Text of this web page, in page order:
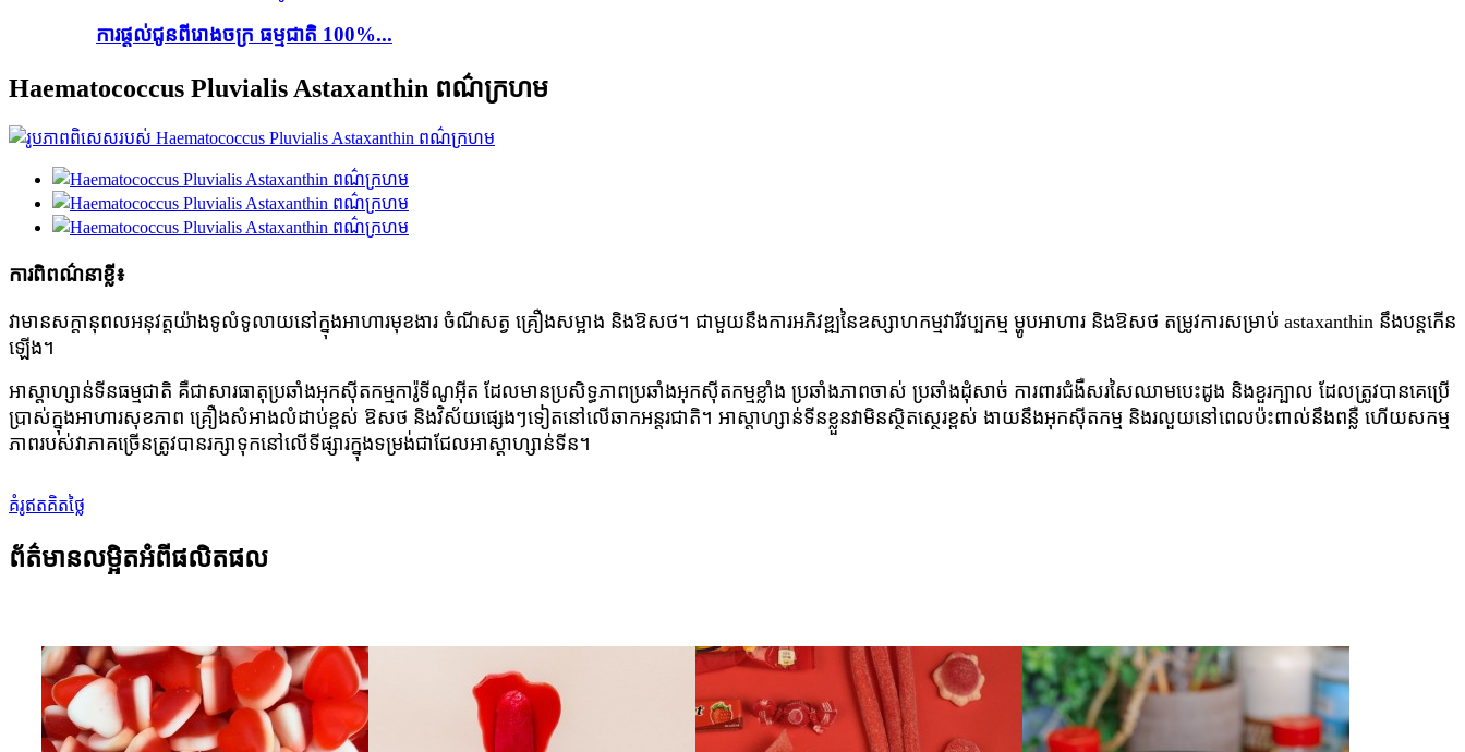
ការផ្តល់ជូនពីរោងចក្រ ធម្មជាតិ 100%...
Haematococcus Pluvialis Astaxanthin ពណ៌ក្រហម
ការពិពណ៌នាខ្លី៖
វាមានសក្តានុពលអនុវត្តយ៉ាងទូលំទូលាយនៅក្នុងអាហារមុខងារ ចំណីសត្វ គ្រឿងសម្អាង និងឱសថ។ ជាមួយនឹងការអភិវឌ្ឍនៃឧស្សាហកម្មវារីវប្បកម្ម ម្ហូបអាហារ និងឱសថ តម្រូវការសម្រាប់ astaxanthin នឹងបន្តកើន
ឡើង។
អាស្តាហ្សាន់ទីនធម្មជាតិ គឺជាសារធាតុប្រឆាំងអុកស៊ីតកម្មការ៉ូទីណូអ៊ីត ដែលមានប្រសិទ្ធភាពប្រឆាំងអុកស៊ីតកម្មខ្លាំង ប្រឆាំងភាពចាស់ ប្រឆាំងដុំសាច់ ការពារជំងឺសរសៃឈាមបេះដូង និងខួរក្បាល ដែលត្រូវបានគេប្រើ
ប្រាស់ក្នុងអាហារសុខភាព គ្រឿងសំអាងលំដាប់ខ្ពស់ ឱសថ និងវិស័យផ្សេងៗទៀតនៅលើឆាកអន្តរជាតិ។ អាស្តាហ្សាន់ទីនខ្លួនវាមិនស្ថិតស្ថេរខ្ពស់ ងាយនឹងអុកស៊ីតកម្ម និងរលួយនៅពេលប៉ះពាល់នឹងពន្លឺ ហើយសកម្ម
ភាពរបស់វាភាគច្រើនត្រូវបានរក្សាទុកនៅលើទីផ្សារក្នុងទម្រង់ជាជែលអាស្តាហ្សាន់ទីន។
គំរូឥតគិតថ្លៃ
ព័ត៌មានលម្អិតអំពីផលិតផល